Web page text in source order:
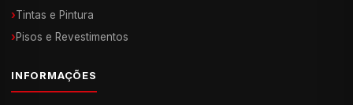
›Tintas e Pintura
›Pisos e Revestimentos
INFORMAÇÕES